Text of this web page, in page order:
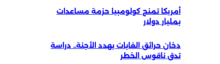
أمريكا تمنح كولومبيا حزمة مساعدات
بمليار دولار
دخان حرائق الغابات يهدد الأجنة.. دراسة
تدق ناقوس الخطر